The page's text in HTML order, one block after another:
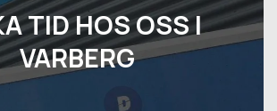
TID HOS OSS I
VARBERG